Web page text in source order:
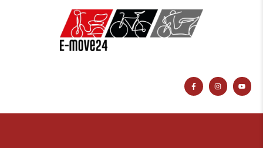
F
a
c
o
I
n
s
g
Y
o
u
b